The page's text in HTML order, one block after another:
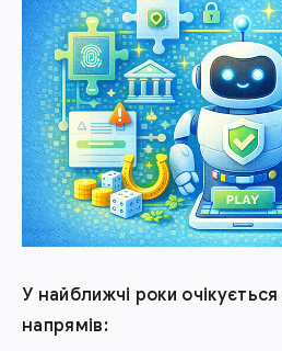
У найближчі роки
напрямів: